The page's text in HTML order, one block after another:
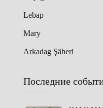
Lebap
Mary
Arkadag Şäheri
Последние